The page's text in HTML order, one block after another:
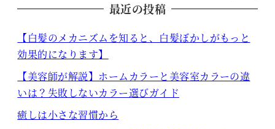
最近の投稿
【白髪のメカニズムを知ると、白髪ぼかしがもっと
効果的になります】
【美容師が解説】ホームカラーと美容室カラーの違
いは？失敗しないカラー選びガイド
癒しは小さな習慣から